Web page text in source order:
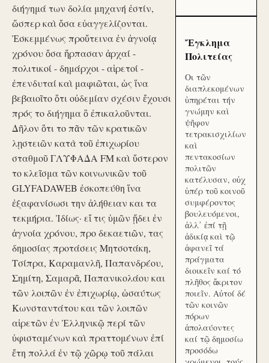
διήγημά των δολία μηχανή ἐστίν,
ὥσπερ καὶ ὅσα εὐαγγελίζονται.
Ἐσκεμμένως προὔτεινα ἐν ἀγνοίᾳ
χρόνου ὅσα ἥρπασαν ἀρχαί -
πολιτικοί - δημάρχοι - αἱρετοί -
ἐπενδυταί καὶ μαφιῶται, ὡς ἵνα
βεβαιοῖτο ὅτι οὐδεμίαν σχέσιν ἔχουσι
πρός το διήγημα ὃ ἐπικαλοῦνται.
Δῆλον ὅτι το πᾶν τῶν κρατικῶν
λῃστειῶν κατὰ τοῦ ἐπιχωρίου
σταθμοῦ ΓΛΥΦΑΔΑ FM καὶ ὕστερον
το κλεῖσμα τῶν κοινωνικῶν τοῦ
GLYFADAWEB ἐσκοπεύθη ἵνα
ἐξαφανίσωσι την ἀλήθειαν και τα
τεκμήρια. Ἰδίως· εἴ τις ὑμῶν ᾔδει ἐν
ἀγνοία χρόνου, προ δεκαετιῶν, τας
δημοσίας προτάσεις Μητσοτάκη,
Τσίπρα, Καραμανλῆ, Παπανδρέου,
Σημίτη, Σαμαρᾶ, Παπανικολάου και
τῶν λοιπῶν ἐν ἐπιχωρίῳ, ὡσαύτως
Κωνσταντάτου και τῶν λοιπῶν
αἱρετῶν ἐν Ἑλληνικῷ περί τῶν
ὑφισταμένων καὶ πραττομένων ἐπί
ἔτη πολλά ἐν τῷ χῶρῳ τοῦ πάλαι
Ἔγκλημα
Πολιτείας
Οι τῶν
διαπλεκομένων
ὑπηρέται τήν
γνώμην καὶ
ψῆφον
τετρακισχιλίων
καὶ
πεντακοσίων
πολιτῶν
κατέλυσαν, οὐχ
ὑπέρ τοῦ κοινοῦ
συμφέροντος
βουλευόμενοι,
ἀλλ᾽ ἐπί τῇ
ἀδικίᾳ καὶ τῷ
ἀφανεῖ τά
πράγματα
διοικεῖν καί τό
πλῆθος ἄκριτον
ποιεῖν. Αὐτοί δέ
τῶν κοινῶν
πόρων
ἀπολαύοντες
καί τῷ δημοσίω
προσόδω